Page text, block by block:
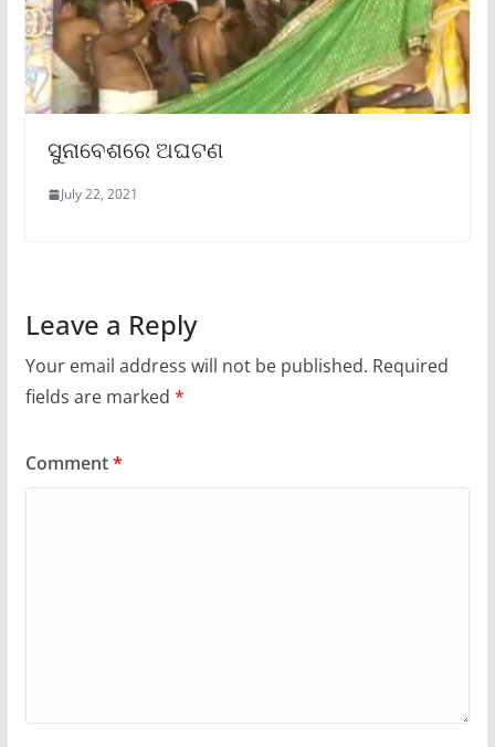
ସୁନାବେଶରେ ଅଘଟଣ
July 22, 2021
Leave a Reply
Your email address will not be published. Required
fields are marked *
Comment*